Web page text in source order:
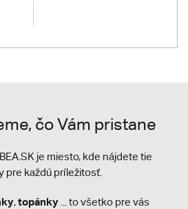
čo Vám pristane
je miesto, kde nájdete tie
pre každú príležitosť.
,topánky ... to všetko pre vás